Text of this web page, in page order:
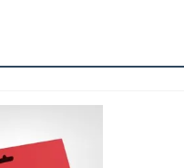
características